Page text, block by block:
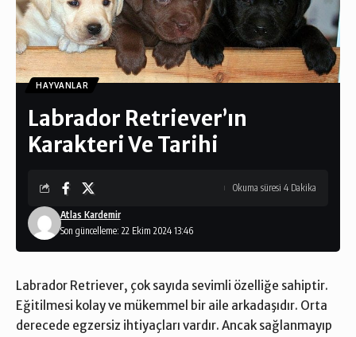
HAYVANLAR
Labrador Retriever’ın
Karakteri Ve Tarihi
Son güncelleme: 22 Ekim 2024 13:46
Atlas Kardemir
Okuma süresi 4 Dakika
Labrador Retriever, çok sayıda sevimli özelliğe sahiptir.
Eğitilmesi kolay ve mükemmel bir aile arkadaşıdır. Orta
derecede egzersiz ihtiyaçları vardır. Ancak sağlanmayıp